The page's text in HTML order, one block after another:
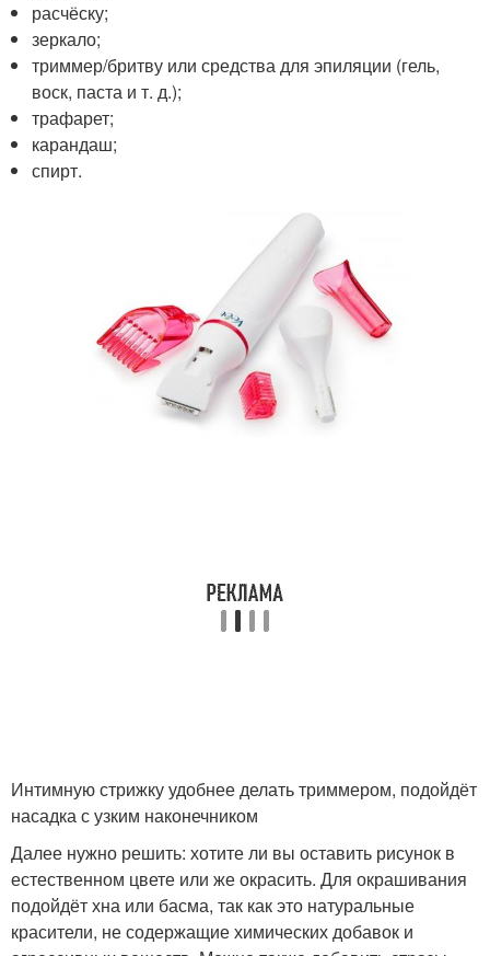
расчёску;
зеркало;
триммер/бритву или средства для эпиляции (гель,
воск, паста и т. д.);
трафарет;
карандаш;
спирт.
Интимную стрижку удобнее делать триммером, подойдёт
насадка с узким наконечником
Далее нужно решить: хотите ли вы оставить рисунок в
естественном цвете или же окрасить. Для окрашивания
подойдёт хна или басма, так как это натуральные
красители, не содержащие химических добавок и